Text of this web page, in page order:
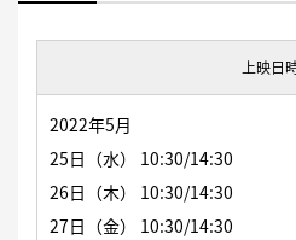
上映日
2022年5月
25日（水） 10:30/14:30
26日（木） 10:30/14:30
27日（金） 10:30/14:30